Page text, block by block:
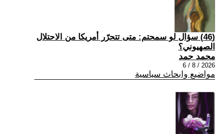
(46) سؤال لو سمحتم: متى تتحرّر أمريكا من الاحتلال
الصهيوني؟
محمد حمد
2026 / 8 / 6
مواضيع وابحاث سياسية